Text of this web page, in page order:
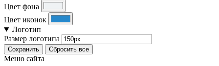
Цвет фона
Цвет иконок
Логотип
Размер логотипа
Сохранить Сбросить все
Меню сайта